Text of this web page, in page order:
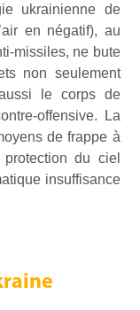
ukrainienne de
en négatif), au
missiles, ne bute
non seulement
le corps de
offensive. La
de frappe à
du ciel
insuffisance